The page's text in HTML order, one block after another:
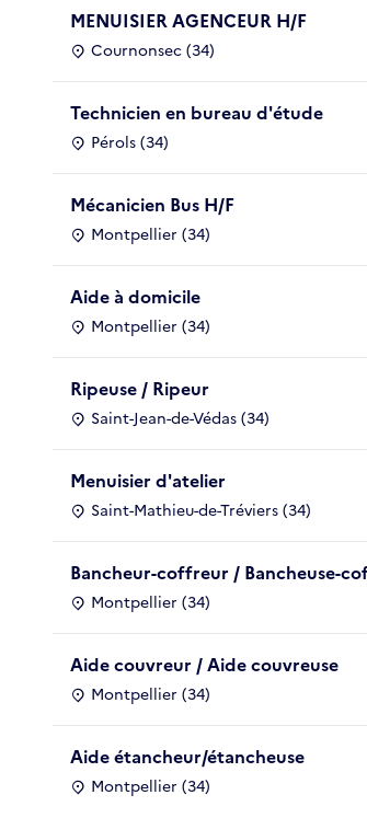
MENUISIER AGENCEUR H/F
Cournonsec (34)
Technicien en bureau d'étude
Pérols (34)
Mécanicien Bus H/F
Montpellier (34)
Aide à domicile
Montpellier (34)
Ripeuse / Ripeur
Saint-Jean-de-Védas (34)
Menuisier d'atelier
Saint-Mathieu-de-Tréviers (34)
Bancheur-coffreur / Bancheuse-
Montpellier (34)
Aide couvreur / Aide couvreuse
Montpellier (34)
Aide étancheur/étancheuse
Montpellier (34)